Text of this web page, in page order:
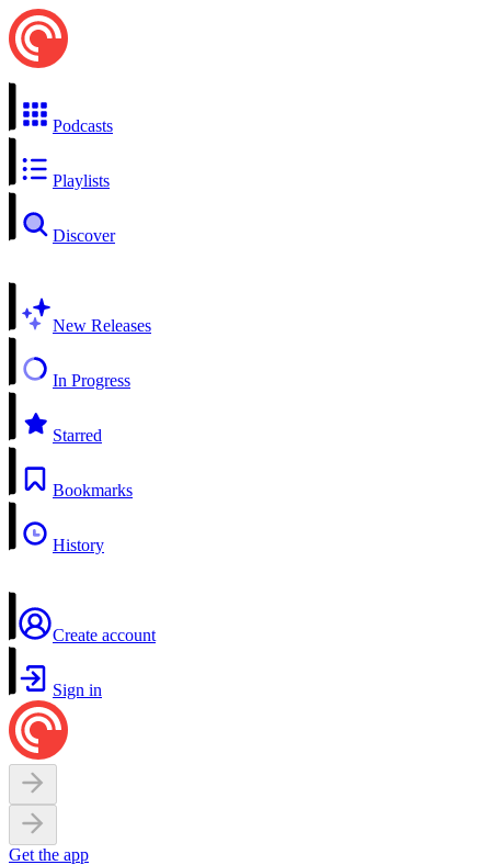
Podcasts
Playlists
Discover
New Releases
In Progress
Starred
Bookmarks
History
Create account
Sign in
Get the app